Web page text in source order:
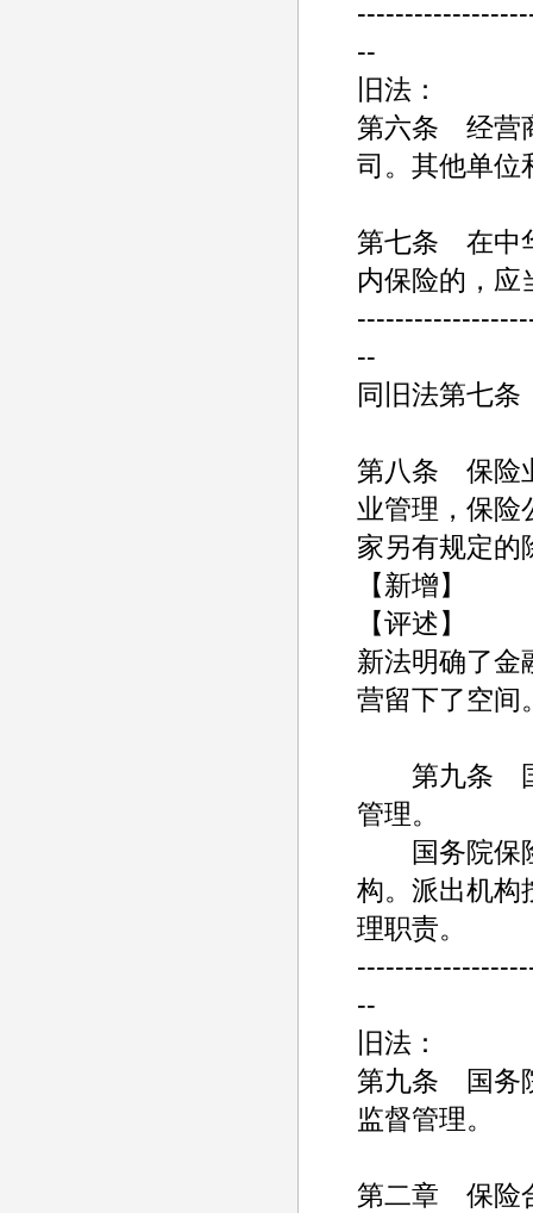
--
旧法：
第六条 经营
司。其他单位
第七条 在中
内保险的，应
--
同旧法第七条
第八条 保险
业管理，保险
家另有规定的
【新增】
【评述】
新法明确了金
营留下了空间
第九条 国
管理。
国务院保险
构。派出机构
理职责。
--
旧法：
第九条 国务
监督管理。
第二章 保险